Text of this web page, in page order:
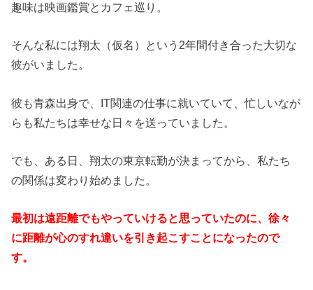
趣味は映画鑑賞とカフェ巡り。
そんな私には翔太（仮名）という2年間付き合った大切な
彼がいました。
彼も青森出身で、IT関連の仕事に就いていて、忙しいなが
らも私たちは幸せな日々を送っていました。
でも、ある日、翔太の東京転勤が決まってから、私たち
の関係は変わり始めました。
最初は遠距離でもやっていけると思っていたのに、徐々
に距離が心のすれ違いを引き起こすことになったので
す。